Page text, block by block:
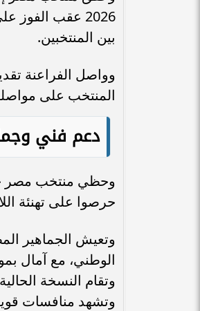
2026 عقب
بين المنتخبين.
وواصل الفراعنة
المنتخب على
دعم فني
وحظي منتخب مصر
حرصوا على تهنئة
وتعيش الجماهير
وتقام النسخة
وتشهد منافسات